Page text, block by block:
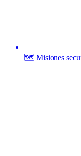
🗺️ Misiones